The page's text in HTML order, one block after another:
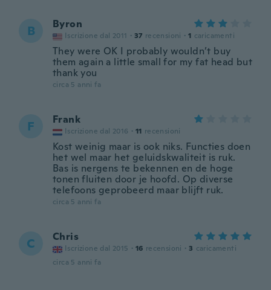
B Byron
Iscrizione dal 2011 · 37 recensioni · 1 caricamenti
They were OK I probably wouldn’t buy
them again a little small for my fat head but
thank you
circa 5 anni fa
F Frank
Iscrizione dal 2016 · 11 recensioni
Kost weinig maar is ook niks. Functies doen
het wel maar het geluidskwaliteit is ruk.
Bas is nergens te bekennen en de hoge
tonen fluiten door je hoofd. Op diverse
telefoons geprobeerd maar blijft ruk.
circa 5 anni fa
C Chris
Iscrizione dal 2015 · 16 recensioni · 3 caricamenti
circa 5 anni fa